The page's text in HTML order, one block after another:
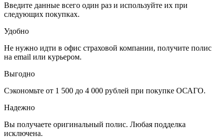
Введите данные всего один раз и используйте их при
следующих покупках.
Удобно
Не нужно идти в офис страховой компании, получите полис
на email или курьером.
Выгодно
Сэкономьте от 1 500 до 4 000 рублей при покупке ОСАГО.
Надежно
Вы получаете оригинальный полис. Любая подделка
исключена.